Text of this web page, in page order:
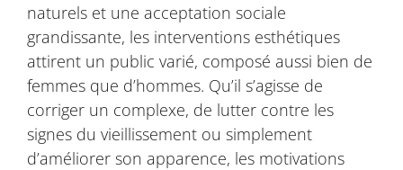
naturels et une acceptation sociale
grandissante, les interventions esthétiques
attirent un public varié, composé aussi bien de
femmes que d’hommes. Qu’il s’agisse de
corriger un complexe, de lutter contre les
signes du vieillissement ou simplement
d’améliorer son apparence, les motivations